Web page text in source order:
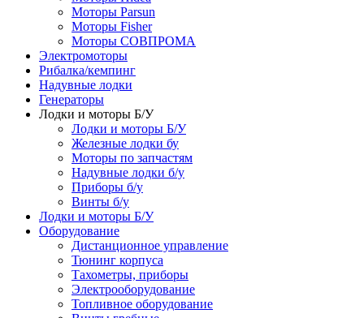
Моторы Parsun
Моторы Fisher
Моторы СОВПРОМА
Электромоторы
Рибалка/кемпинг
Надувные лодки
Генераторы
Лодки и моторы Б/У
Лодки и моторы Б/У
Железные лодки бу
Моторы по запчастям
Надувные лодки б/у
Приборы б/у
Винты б/у
Лодки и моторы Б/У
Оборудование
Дистанционное управление
Тюнинг корпуса
Тахометры, приборы
Электрооборудование
Топливное оборудование